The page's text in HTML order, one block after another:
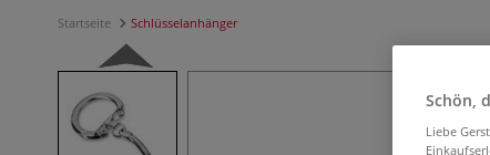
Startseite Schlüsselanhänger
Schön,
Liebe